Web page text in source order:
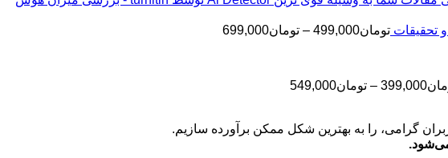
تومان399,000
تا
تومان499,000
– تومان699,000محدوده
399,000
– تومان549,000
تا
گرامی، را به بهترین شکل ممکن برآورده سازیم.